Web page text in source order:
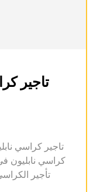
تاجير
تاجير كراسي
كراسي نابليون
تأجير